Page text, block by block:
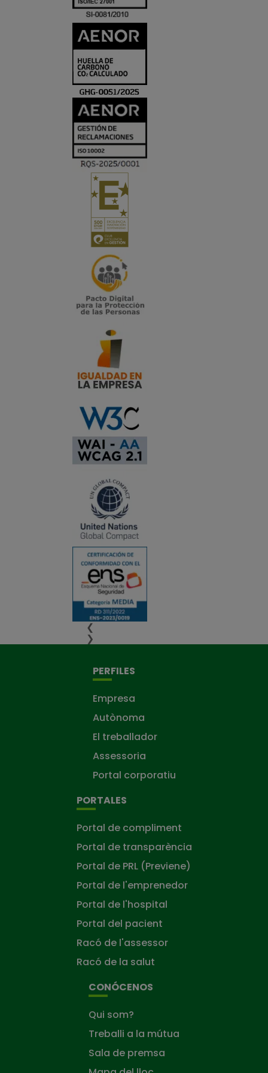
❮
❯
PERFILES
Empresa
Autònoma
El treballador
Assessoria
Portal corporatiu
PORTALES
Portal de compliment
Portal de transparència
Portal de PRL (Previene)
Portal de l'emprenedor
Portal de l'hospital
Portal del pacient
Racó de l'assessor
Racó de la salut
CONÓCENOS
Qui som?
Treballi a la mútua
Sala de premsa